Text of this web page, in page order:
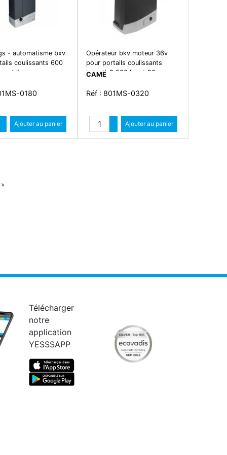
- automatisme bxv
coulissants 600
line -
0180
Quantité
Augmenter quantité
Diminuer quantité
Ajouter au panier
Opérateur bkv moteur 36v
pour portails coulissants
jusqu'à 2 500 kg et 20m -
coulissant
CAME
Réf : 801MS-0320
Quantité
Augmenter quantité
Diminuer quantité
Ajouter au panier
»
Télécharger
notre
application
YESSSAPP